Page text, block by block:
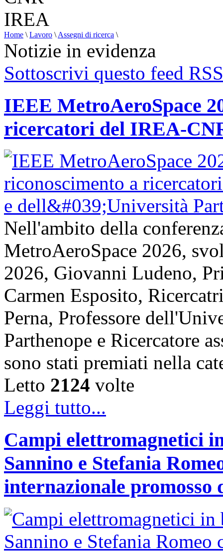
Home \ Lavoro \ Assegni di ricerca \
Notizie in evidenza
Sottoscrivi questo feed RSS
IEEE MetroAeroSpace
ricercatori del IREA-
Nell'ambito della
MetroAeroSpace 2026,
2026, Giovanni Ludeno,
Carmen Esposito,
Perna, Professore
Parthenope e Ricercatore
sono stati premiati nella
Letto 2124 volte
Leggi tutto...
Campi elettromagnetici
Sannino e Stefania
internazionale promosso